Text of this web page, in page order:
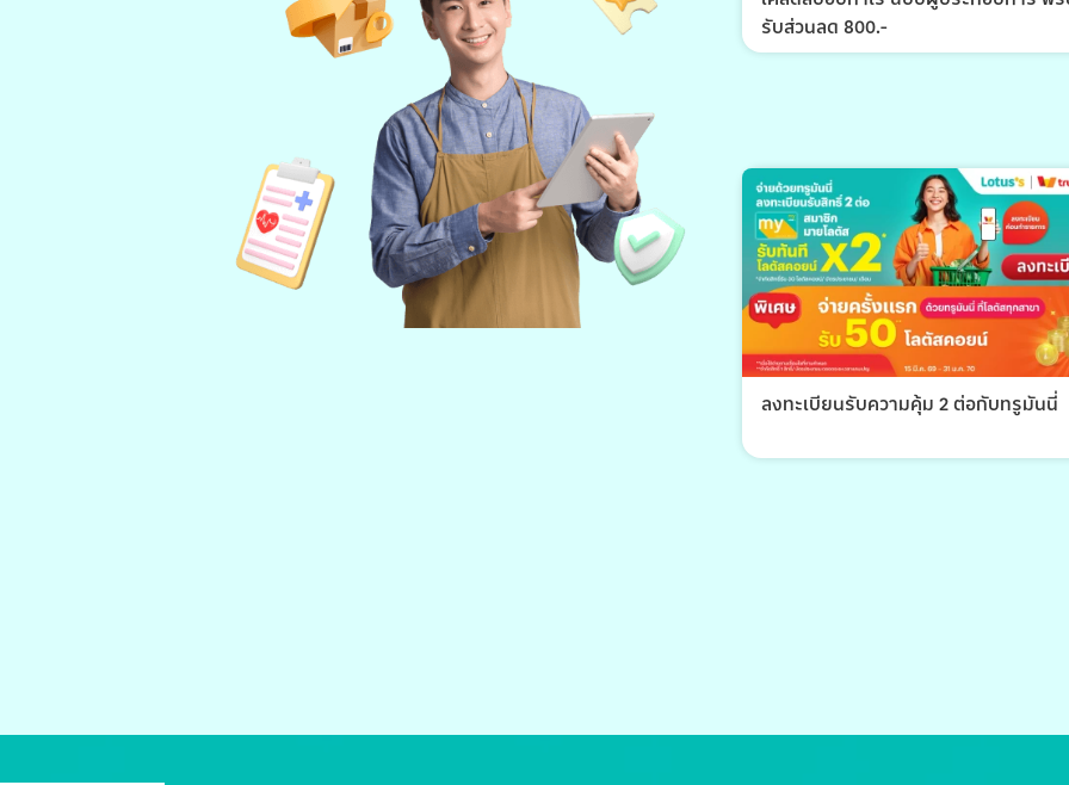
รับส่วนลด 800.-
ลงทะเบียนรับความคุ้ม 2 ต่อกับทรูมันนี่